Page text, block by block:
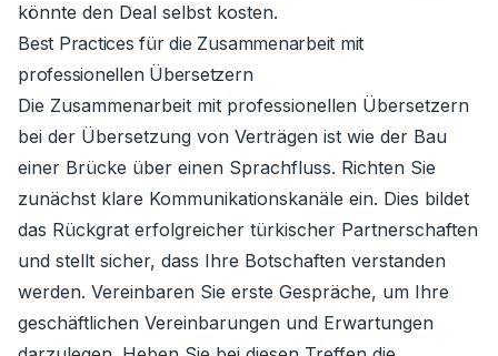
könnte den Deal selbst kosten.
Best Practices für die Zusammenarbeit mit
professionellen Übersetzern
Die Zusammenarbeit mit professionellen Übersetzern
bei der Übersetzung von Verträgen ist wie der Bau
einer Brücke über einen Sprachfluss. Richten Sie
zunächst klare Kommunikationskanäle ein. Dies bildet
das Rückgrat erfolgreicher türkischer Partnerschaften
und stellt sicher, dass Ihre Botschaften verstanden
werden. Vereinbaren Sie erste Gespräche, um Ihre
geschäftlichen Vereinbarungen und Erwartungen